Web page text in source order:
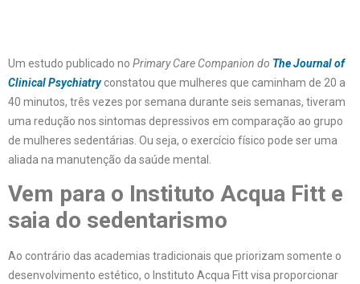
Um estudo publicado no Primary Care Companion do The Journal of
Clinical Psychiatryconstatou que mulheres que caminham de 20 a
40 minutos, três vezes por semana durante seis semanas, tiveram
uma redução nos sintomas depressivos em comparação ao grupo
de mulheres sedentárias. Ou seja, o exercício físico pode ser uma
aliada na manutenção da saúde mental.
Vem para o Instituto Acqua Fitt e
saia do sedentarismo
Ao contrário das academias tradicionais que priorizam somente o
desenvolvimento estético, o Instituto Acqua Fitt visa proporcionar